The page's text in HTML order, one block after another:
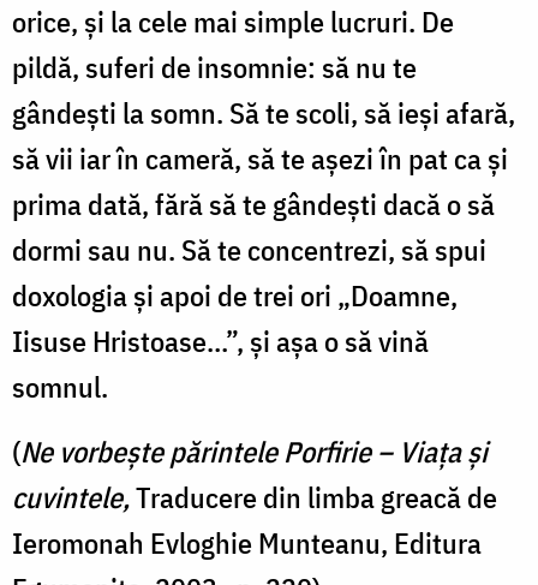
orice, şi la cele mai simple lucruri. De
pildă, suferi de insomnie: să nu te
gândeşti la somn. Să te scoli, să ieşi afară,
să vii iar în cameră, să te aşezi în pat ca şi
prima dată, fără să te gândeşti dacă o să
dormi sau nu. Să te concentrezi, să spui
doxologia şi apoi de trei ori „Doamne,
Iisuse Hristoase…”, şi aşa o să vină
somnul.
(Ne vorbeşte părintele Porfirie – Viaţa şi
cuvintele,Traducere din limba greacă de
Ieromonah Evloghie Munteanu, Editura